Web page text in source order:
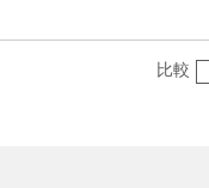
比較